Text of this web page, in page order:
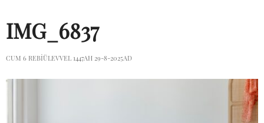
IMG_6837
CUM 6 REBIÜLEVVEL 1447AH 29-8-2025AD